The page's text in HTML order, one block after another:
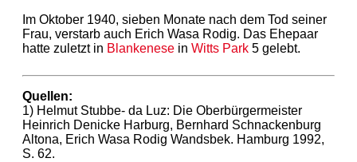
Im Oktober 1940, sieben Monate nach dem Tod seiner
Frau, verstarb auch Erich Wasa Rodig. Das Ehepaar
hatte zuletzt in Blankenese in Witts Park 5 gelebt.
Quellen:
1) Helmut Stubbe- da Luz: Die Oberbürgermeister
Heinrich Denicke Harburg, Bernhard Schnackenburg
Altona, Erich Wasa Rodig Wandsbek. Hamburg 1992,
S. 62.